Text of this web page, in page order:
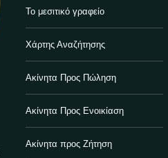
Το μεσιτικό γραφείο
Χάρτης Αναζήτησης
Ακίνητα Προς Πώληση
Ακίνητα Προς Ενοικίαση
Ακίνητα προς Ζήτηση